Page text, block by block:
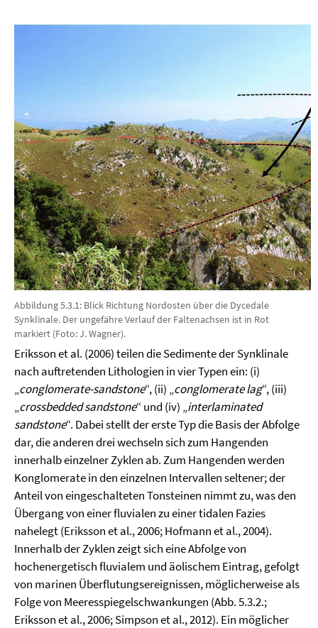
Abbildung 5.3.1: Blick Richtung Nordosten über die Dycedale
Synklinale. Der ungefähre Verlauf der Faltenachsen ist in Rot
markiert (Foto: J. Wagner).
Eriksson et al. (2006) teilen die Sedimente der Synklinale
nach auftretenden Lithologien in vier Typen ein: (i)
„conglomerate-sandstone“, (ii) „conglomerate lag“, (iii)
„crossbedded sandstone“ und (iv) „interlaminated
sandstone“. Dabei stellt der erste Typ die Basis der Abfolge
dar, die anderen drei wechseln sich zum Hangenden
innerhalb einzelner Zyklen ab. Zum Hangenden werden
Konglomerate in den einzelnen Intervallen seltener; der
Anteil von eingeschalteten Tonsteinen nimmt zu, was den
Übergang von einer fluvialen zu einer tidalen Fazies
nahelegt (Eriksson et al., 2006; Hofmann et al., 2004).
Innerhalb der Zyklen zeigt sich eine Abfolge von
hochenergetisch fluvialem und äolischem Eintrag, gefolgt
von marinen Überflutungsereignissen, möglicherweise als
Folge von Meeresspiegelschwankungen (Abb. 5.3.2.;
Eriksson et al., 2006;Simpson et al., 2012). Ein möglicher